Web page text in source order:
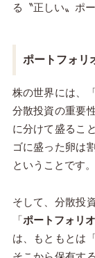
る〝正しい〟ポ
ポートフォリ
株の世界には、
分散投資の重要
に分けて盛るこ
ゴに盛った卵は
ということです。
そして、分散投
「ポートフォリ
は、もともとは